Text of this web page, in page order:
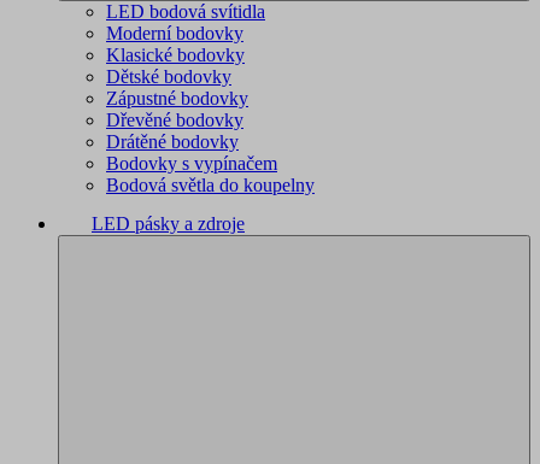
LED bodová svítidla
Moderní bodovky
Klasické bodovky
Dětské bodovky
Zápustné bodovky
Dřevěné bodovky
Drátěné bodovky
Bodovky s vypínačem
Bodová světla do koupelny
LED pásky a zdroje